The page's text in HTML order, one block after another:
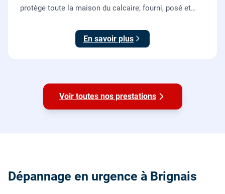
protège toute la maison du calcaire, fourni, posé et
En savoir plus
Voir toutes nos prestations
Dépannage en urgence à Brignais